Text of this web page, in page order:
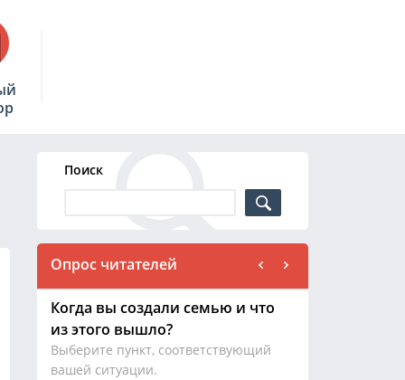
Поиск
Опрос читателей
Когда вы создали семью и что
из этого вышло?
Выберите пункт, соответствующий
вашей ситуации.